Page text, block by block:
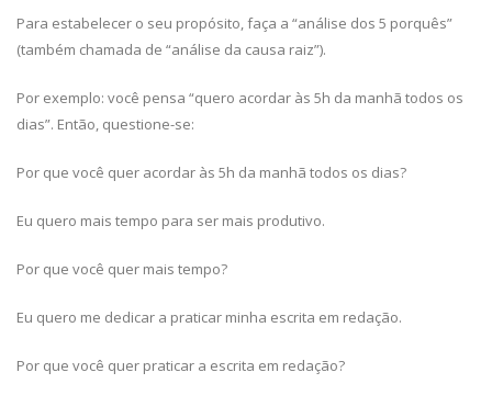
Para estabelecer o seu propósito, faça a “análise dos 5 porquês”
(também chamada de “análise da causa raiz”).
Por exemplo: você pensa “quero acordar às 5h da manhã todos os
dias”. Então, questione-se:
Por que você quer acordar às 5h da manhã todos os dias?
Eu quero mais tempo para ser mais produtivo.
Por que você quer mais tempo?
Eu quero me dedicar a praticar minha escrita em redação.
Por que você quer praticar a escrita em redação?